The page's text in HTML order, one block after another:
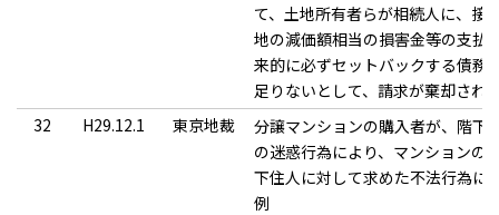
て、土地所有者らが相続人に、接
地の減価額相当の損害金等の支払
来的に必ずセットバックする債務
足りないとして、請求が棄却され
32
H29.12.1 東京地裁
分譲マンションの購入者が、階下
の迷惑行為により、マンションの
下住人に対して求めた不法行為に
例